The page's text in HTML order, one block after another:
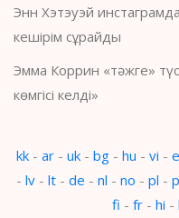
Энн Хэтэуэй
кешірім сұрайды
Эмма Коррин «тәжге»
көмгісі келді»
kk- ar- uk- bg- hu - vi -
- lv- lt- de - nl - no - pl -
fi - fr- hi -